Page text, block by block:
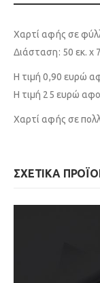
Χαρτί αφής σε
Διάσταση: 50 εκ. x
Η τιμή 0,90 ευρώ
Η τιμή 25 ευρώ
Χαρτί αφής σε
ΣΧΕΤΙΚΆ